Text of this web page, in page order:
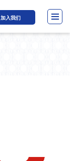
加入我们